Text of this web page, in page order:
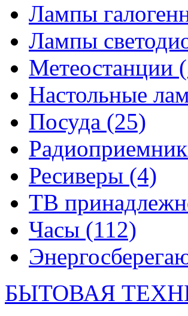
Лампы
Лампы
Метеостанции
Настольные
Посуда (25)
Ресиверы (4)
ТВ
Часы (112)
БЫТОВАЯ